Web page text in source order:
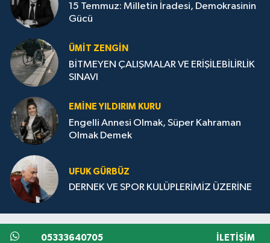
15 Temmuz: Milletin İradesi, Demokrasinin
Gücü
ÜMIT ZENGİN
BİTMEYEN ÇALIŞMALAR VE ERİŞİLEBİLİRLİK
SINAVI
EMINE YILDIRIM KURU
Engelli Annesi Olmak, Süper Kahraman
Olmak Demek
UFUK GÜRBÜZ
DERNEK VE SPOR KULÜPLERİMİZ ÜZERİNE
05333640705 İLETIŞIM